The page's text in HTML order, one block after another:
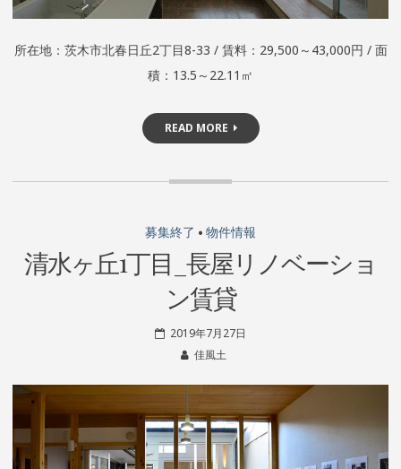
所在地：茨木市北春日丘2丁目8-33 / 賃料：29,500～43,000円 / 面
積：13.5～22.11㎡
READ MORE
募集終了 • 物件情報
清水ヶ丘1丁目_長屋リノベーショ
ン賃貸
2019年7月27日
佳風土